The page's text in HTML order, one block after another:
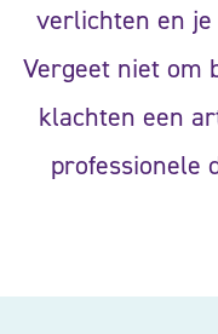
verlichten en je
Vergeet niet om
klachten een
professionele